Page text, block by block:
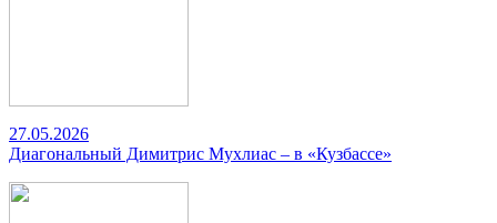
27.05.2026
Диагональный Димитрис Мухлиас – в «Кузбассе»